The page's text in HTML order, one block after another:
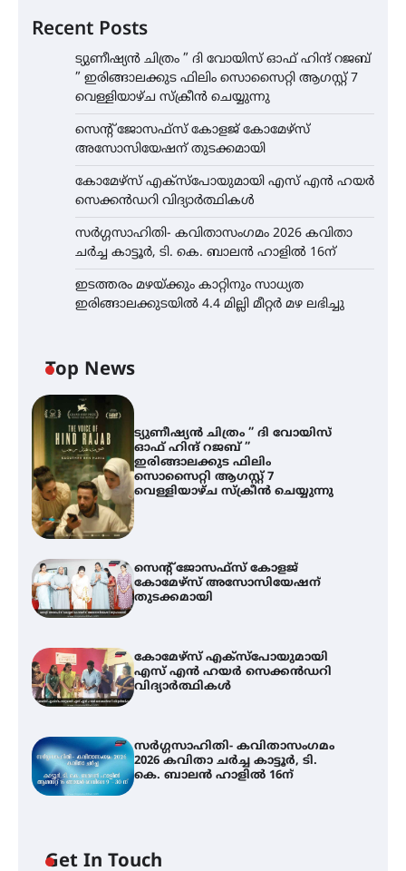
Recent Posts
ട്യുണീഷ്യൻ ചിത്രം ” ദി വോയിസ് ഓഫ് ഹിന്ദ് റജബ്
” ഇരിങ്ങാലക്കുട ഫിലിം സൊസൈറ്റി ആഗസ്റ്റ് 7
വെള്ളിയാഴ്ച സ്‌ക്രീൻ ചെയ്യുന്നു
സെന്റ് ജോസഫ്സ് കോളജ് കോമേഴ്‌സ്
അസോസിയേഷന് തുടക്കമായി
കോമേഴ്സ് എക്സ്പോയുമായി എസ് എൻ ഹയർ
സെക്കൻഡറി വിദ്യാർത്ഥികൾ
സർഗ്ഗസാഹിതി- കവിതാസംഗമം 2026 കവിതാ
ചർച്ച കാട്ടൂർ, ടി. കെ. ബാലൻ ഹാളിൽ 16ന്
ഇടത്തരം മഴയ്ക്കും കാറ്റിനും സാധ്യത
ഇരിങ്ങാലക്കുടയിൽ 4.4 മില്ലി മീറ്റർ മഴ ലഭിച്ചു
Top News
ട്യുണീഷ്യൻ ചിത്രം ” ദി വോയിസ്
ഓഫ് ഹിന്ദ് റജബ് ”
ഇരിങ്ങാലക്കുട ഫിലിം
സൊസൈറ്റി ആഗസ്റ്റ് 7
വെള്ളിയാഴ്ച സ്‌ക്രീൻ ചെയ്യുന്നു
സെന്റ് ജോസഫ്സ് കോളജ്
കോമേഴ്‌സ് അസോസിയേഷന്
തുടക്കമായി
കോമേഴ്സ് എക്സ്പോയുമായി
എസ് എൻ ഹയർ സെക്കൻഡറി
വിദ്യാർത്ഥികൾ
സർഗ്ഗസാഹിതി- കവിതാസംഗമം
2026 കവിതാ ചർച്ച കാട്ടൂർ, ടി.
കെ. ബാലൻ ഹാളിൽ 16ന്
Get In Touch